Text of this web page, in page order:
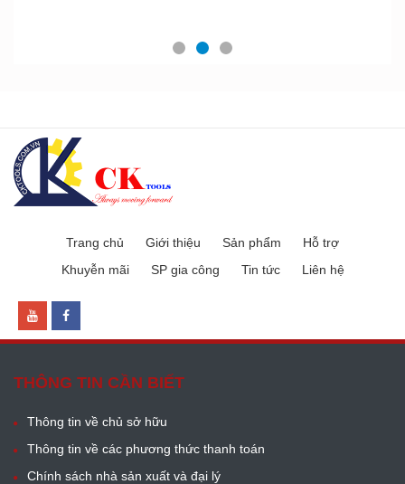
Trang chủ Giới thiệu Sản phẩm
Hỗ trợ
Khuyễn mãi
SP gia công Tin tức Liên hệ
THÔNG TIN CẦN BIẾT
Thông tin về chủ sở hữu
Thông tin về các phương thức thanh toán
Chính sách nhà sản xuất và đại lý